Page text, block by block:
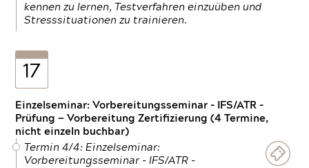
kennen zu lernen, Testverfahren einzuüben und
Stresssituationen zu trainieren.
17
Einzelseminar: Vorbereitungsseminar - IFS/ATR -
Prüfung — Vorbereitung Zertifizierung (4 Termine,
nicht einzeln buchbar)
Termin 4/4: Einzelseminar:
Vorbereitungsseminar - IFS/ATR -